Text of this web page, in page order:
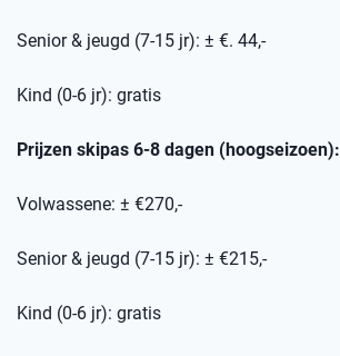
Senior & jeugd (7-15 jr): ± €. 44,-
Kind (0-6 jr): gratis
Prijzen skipas 6-8 dagen (hoogseizoen):
Volwassene: ± €270,-
Senior & jeugd (7-15 jr): ± €215,-
Kind (0-6 jr): gratis